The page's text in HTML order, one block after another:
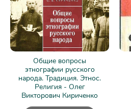
Общие вопросы
этнографии русского
народа. Традиция. Этнос.
Религия - Олег
Викторович Кириченко